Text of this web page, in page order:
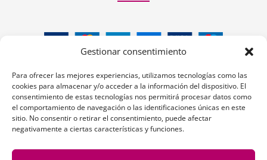
Gestionar consentimiento
Para ofrecer las mejores experiencias, utilizamos tecnologías como las
cookies para almacenar y/o acceder a la información del dispositivo. El
consentimiento de estas tecnologías nos permitirá procesar datos como
el comportamiento de navegación o las identificaciones únicas en este
sitio. No consentir o retirar el consentimiento, puede afectar
negativamente a ciertas características y funciones.
Siguenos: